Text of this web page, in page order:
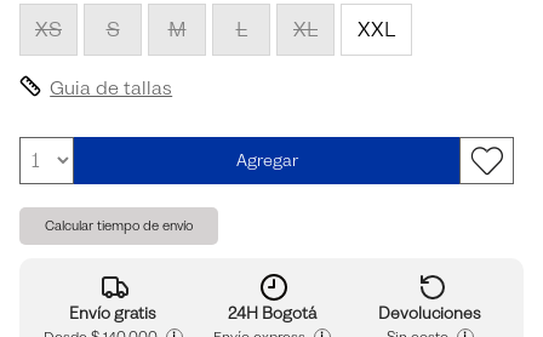
XS
S M L XL XXL
Guia de tallas
Agregar
Calcular tiempo de envío
Envío gratis 24H Bogotá Devoluciones